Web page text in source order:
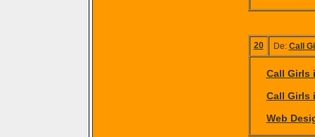
20 De: Call
Call Girls
Call Girls
Web